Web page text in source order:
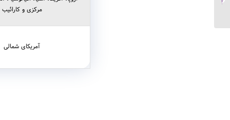
مرکزی و کارائیب
آمریکای شمالی